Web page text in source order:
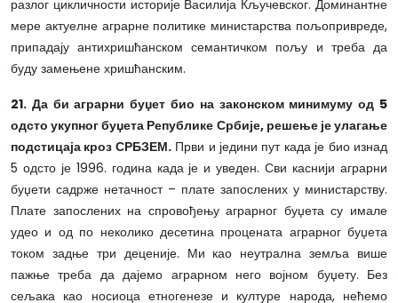
разлог цикличности историје Василија Кључевског. Доминантне
мере актуелне аграрне политике министарства пољопривреде,
припадају антихришћанском семантичком пољу и треба да
буду замењене хришћанским.
21. Да би аграрни буџет био на законском минимуму од 5
одсто укупног буџета Републике Србије, решење је улагање
подстицаја кроз СРБЗЕМ.Први и једини пут када је био изнад
5 одсто је 1996. година када је и уведен. Сви каснији аграрни
буџети садрже нетачност – плате запослених у министарству.
Плате запослених на спровођењу аграрног буџета су имале
удео и од по неколико десетина процената аграрног буџета
током задње три деценије. Ми као неутрална земља више
пажње треба да дајемо аграрном него војном буџету. Без
сељака као носиоца етногенезе и културе народа, нећемо